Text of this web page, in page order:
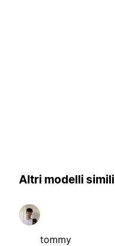
Altri modelli simili
tommy